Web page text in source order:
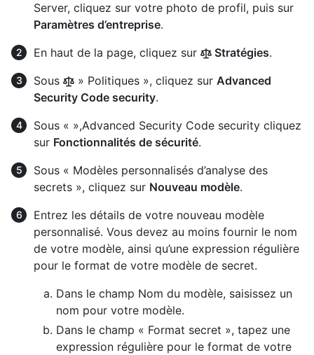
Server, cliquez sur votre photo de profil, puis sur
Paramètres d’entreprise.
En haut de la page, cliquez sur
Stratégies.
Sous
» Politiques », cliquez sur Advanced
Security Code security.
Sous « »,Advanced Security Code security cliquez
sur Fonctionnalités de sécurité.
Sous « Modèles personnalisés d’analyse des
secrets », cliquez sur Nouveau modèle.
Entrez les détails de votre nouveau modèle
personnalisé. Vous devez au moins fournir le nom
de votre modèle, ainsi qu’une expression régulière
pour le format de votre modèle de secret.
Dans le champ Nom du modèle, saisissez un
nom pour votre modèle.
Dans le champ « Format secret », tapez une
expression régulière pour le format de votre